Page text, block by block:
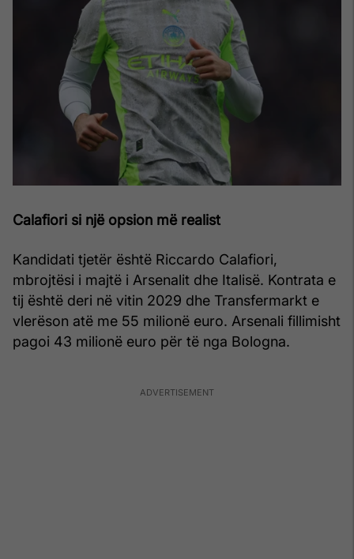
Calafiori si një opsion më realist
Kandidati tjetër është Riccardo Calafiori,
mbrojtësi i majtë i Arsenalit dhe Italisë. Kontrata e
tij është deri në vitin 2029 dhe Transfermarkt e
vlerëson atë me 55 milionë euro. Arsenali fillimisht
pagoi 43 milionë euro për të nga Bologna.